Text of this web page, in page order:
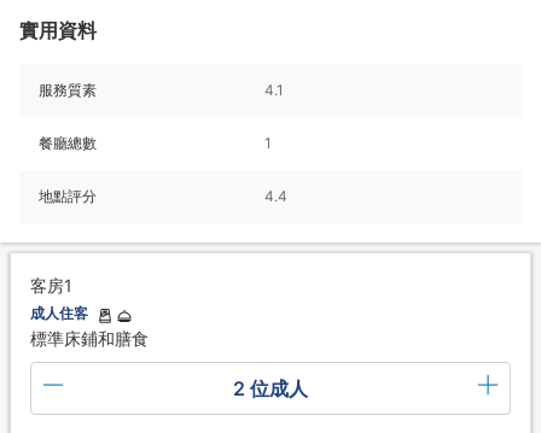
實用資料
服務質素 4.1
餐廳總數 1
地點評分 4.4
客房1
成人住客
標準床鋪和膳食
2 位成人